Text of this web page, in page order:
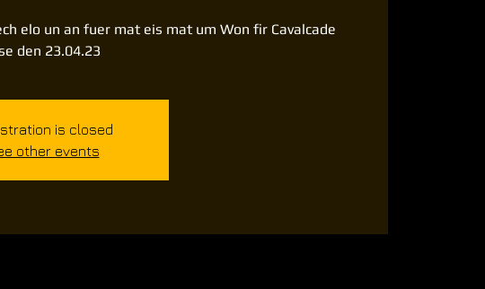
elo un an fuer mat eis mat um Won fir Cavalcade
is closed
other events